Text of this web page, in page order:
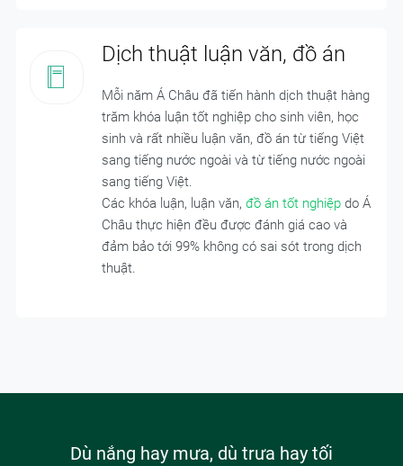
Dịch thuật luận văn, đồ án
Mỗi năm Á Châu đã tiến hành dịch thuật hàng
trăm khóa luận tốt nghiệp cho sinh viên, học
sinh và rất nhiều luận văn, đồ án từ tiếng Việt
sang tiếng nước ngoài và từ tiếng nước ngoài
sang tiếng Việt.
Các khóa luận, luận văn, đồ án tốt nghiệpdo Á
Châu thực hiện đều được đánh giá cao và
đảm bảo tới 99% không có sai sót trong dịch
thuật.
Dù nắng hay mưa, dù trưa hay tối